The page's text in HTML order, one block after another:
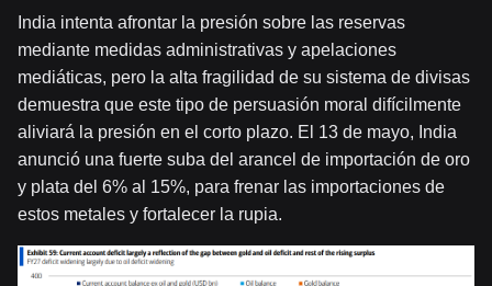
India intenta afrontar la presión sobre las reservas
mediante medidas administrativas y apelaciones
mediáticas, pero la alta fragilidad de su sistema de divisas
demuestra que este tipo de persuasión moral difícilmente
aliviará la presión en el corto plazo. El 13 de mayo, India
anunció una fuerte suba del arancel de importación de oro
y plata del 6% al 15%, para frenar las importaciones de
estos metales y fortalecer la rupia.